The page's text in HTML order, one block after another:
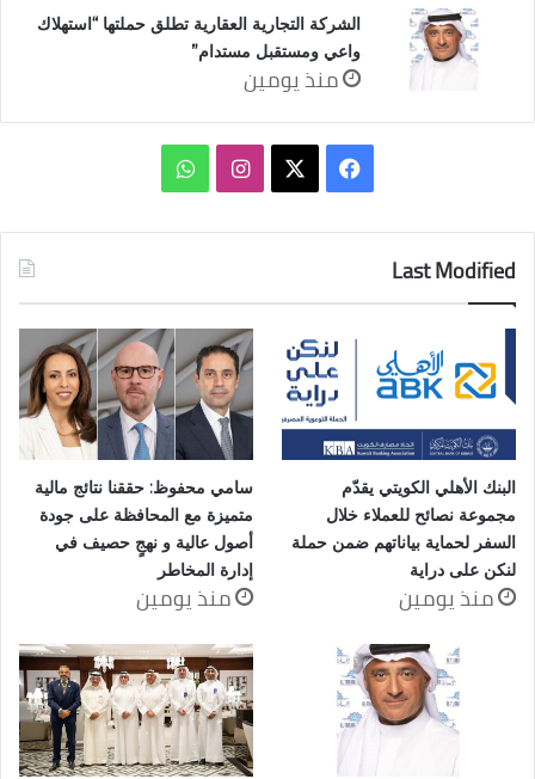
الشركة التجارية العقارية تطلق حملتها “استهلاك
واعي ومستقبل مستدام”
منذ يومين
فيسبوك انستقرامواتساب
Last Modified
البنك الأهلي الكويتي يقدّم
مجموعة نصائح للعملاء خلال
السفر لحماية بياناتهم ضمن حملة
لنكن على دراية
منذ يومين
سامي محفوظ: حققنا نتائج مالية
متميزة مع المحافظة على جودة
أصول عالية و نهجٍ حصيف في
إدارة المخاطر
منذ يومين